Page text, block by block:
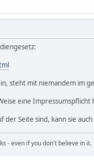
steht mit niemandem im
eine
Seite sind, kann sie
- even if you don't believe in it.